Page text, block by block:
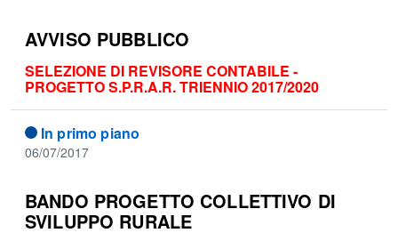
AVVISO PUBBLICO
SELEZIONE DI REVISORE CONTABILE -
PROGETTO S.P.R.A.R. TRIENNIO 2017/2020
In primo piano
06/07/2017
BANDO PROGETTO COLLETTIVO DI
SVILUPPO RURALE